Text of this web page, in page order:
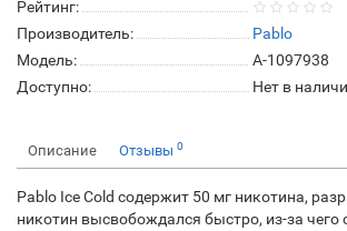
Рейтинг:
Производитель:
Pablo
Модель:
A-1097938
Доступно:
Нет в
Описание Отзывы 0
Pablo Ice Cold содержит 50 мг никотина,
никотин высвобождался быстро, из‑за